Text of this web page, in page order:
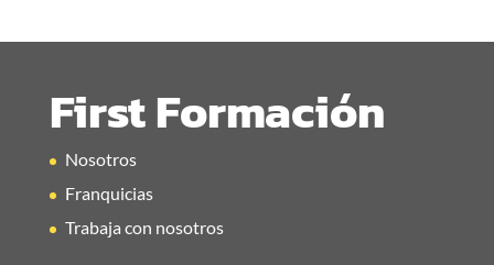
First Formación
Nosotros
Franquicias
Trabaja con nosotros